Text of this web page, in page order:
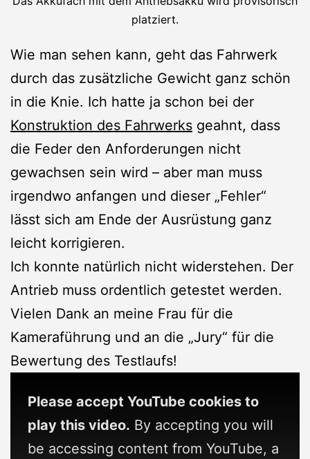
platziert.
Wie man sehen kann, geht das Fahrwerk
durch das zusätzliche Gewicht ganz schön
in die Knie. Ich hatte ja schon bei der
Konstruktion des Fahrwerks geahnt, dass
die Feder den Anforderungen nicht
gewachsen sein wird – aber man muss
irgendwo anfangen und dieser „Fehler“
lässt sich am Ende der Ausrüstung ganz
leicht korrigieren.
Ich konnte natürlich nicht widerstehen. Der
Antrieb muss ordentlich getestet werden.
Vielen Dank an meine Frau für die
Kameraführung und an die „Jury“ für die
Bewertung des Testlaufs!
Please accept YouTube cookies to
play this video. By accepting you will
be accessing content from YouTube, a